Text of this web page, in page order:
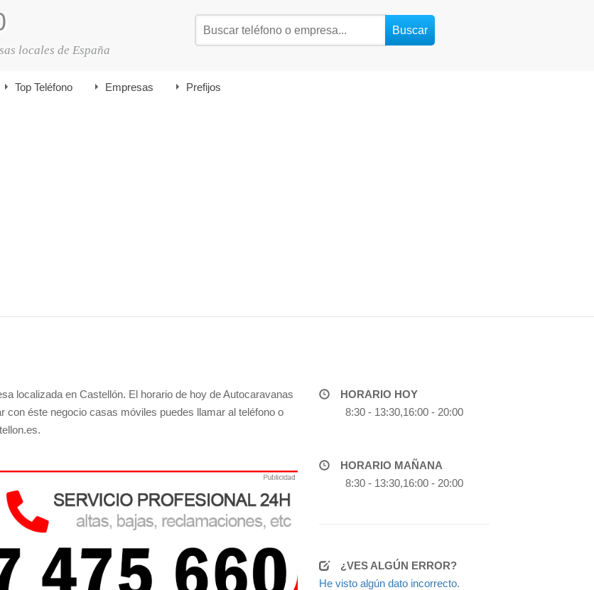
locales de España
Top Teléfono Empresas Prefijos
localizada en Castellón. El horario de hoy de Autocaravanas
con éste negocio casas móviles puedes llamar al teléfono o
HORARIO HOY
8:30 - 13:30,16:00 - 20:00
HORARIO MAÑANA
8:30 - 13:30,16:00 - 20:00
¿VES ALGÚN ERROR?
He visto algún dato incorrecto.